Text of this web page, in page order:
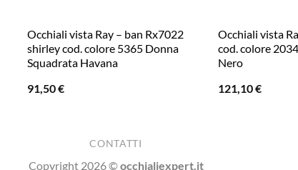
Occhiali vista Ray – ban Rx7022
shirley cod. colore 5365 Donna
Squadrata Havana
91,50€
Occhiali vista
cod. colore
Nero
121,10€
CONTATTI
Copyright 2026 ©occhialiexpert.it